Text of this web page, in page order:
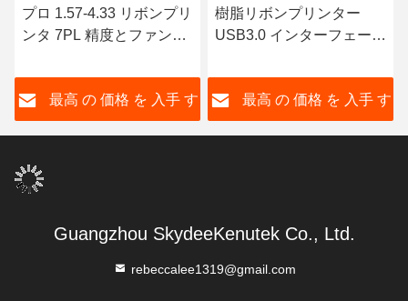
プロ 1.57-4.33 リボンプリ
ンタ 7PL 精度とファンフ
リボン
最高 の 価格 を 入手 す
樹脂リボンプリンター
USB3.0 インターフェース
203Dpi印刷解像度
最高 の 価格 を 入手 す
Guangzhou SkydeeKenutek Co., Ltd.
rebeccalee1319@gmail.com